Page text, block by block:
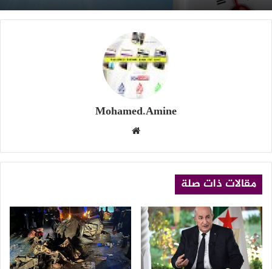
درجة…
Mohamed.Amine
مقالات ذات صلة